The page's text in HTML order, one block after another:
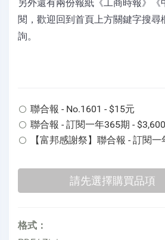
另外還有兩份報紙《工商時報》《
閱，歡迎回到首頁上方關鍵字搜尋
詢。
聯合報 - No.1601 - $15元
聯合報 - 訂閱一年365期 -
【富邦感謝祭】聯合報 - 訂閱
格式：